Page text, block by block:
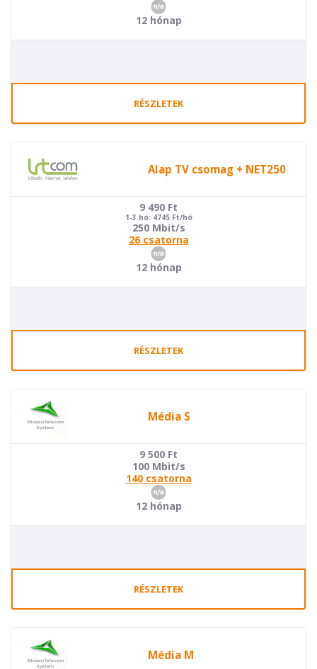
12 hónap
RÉSZLETEK
Alap TV csomag + NET250
9 490 Ft
1-3.hó: 4745 Ft/hó
250 Mbit/s
26 csatorna
12 hónap
RÉSZLETEK
Média S
9 500 Ft
100 Mbit/s
140 csatorna
12 hónap
RÉSZLETEK
Média M